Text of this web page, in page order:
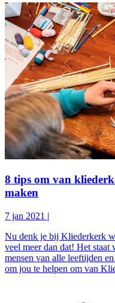
8 tips om van
maken
7 jan 2021 |
Nu denk je bij Kliederkerk
veel meer dan dat! Het
mensen van alle leeftijden
om jou te helpen om van